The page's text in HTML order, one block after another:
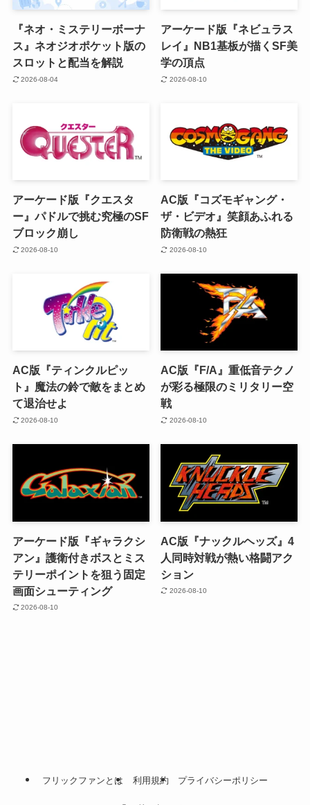
『ネオ・ミステリーボーナ
ス』ネオジオポケット版の
スロットと配当を解説
2026-08-04
アーケード版『ネビュラス
レイ』NB1基板が描くSF美
学の頂点
2026-08-10
アーケード版『クエスタ
ー』パドルで挑む究極のSF
ブロック崩し
2026-08-10
AC版『コズモギャング・
ザ・ビデオ』笑顔あふれる
防衛戦の熱狂
2026-08-10
AC版『ティンクルピッ
ト』魔法の鈴で敵をまとめ
て退治せよ
2026-08-10
AC版『F/A』重低音テクノ
が彩る極限のミリタリー空
戦
2026-08-10
アーケード版『ギャラクシ
アン』護衛付きボスとミス
テリーポイントを狙う固定
画面シューティング
2026-08-10
AC版『ナックルヘッズ』4
人同時対戦が熱い格闘アク
ション
2026-08-10
フリックファンとは 利用規約 プライバシーポリシー